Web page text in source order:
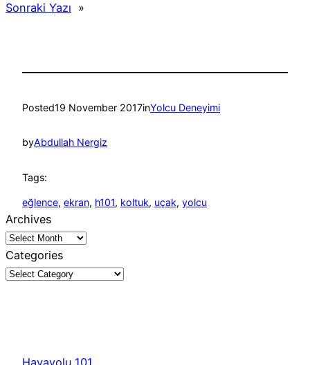
Sonraki Yazı »
Posted19 November 2017inYolcu Deneyimi
byAbdullah Nergiz
Tags:
eğlence, ekran, h101, koltuk, uçak, yolcu
Archives
Categories
Havayolu 101